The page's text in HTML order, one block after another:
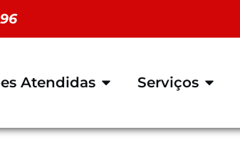
Atendidas Serviços